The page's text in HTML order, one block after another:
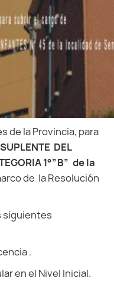
de la Provincia, para
DEL
1°”B” de la
de la Resolución
siguientes
.
en el Nivel Inicial.